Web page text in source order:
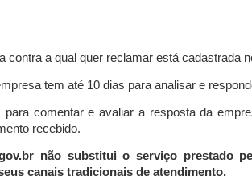
contra a qual quer reclamar está cadastrada
tem até 10 dias para analisar e
comentar e avaliar a resposta da
recebido.
não substitui o serviço prestado
canais tradicionais de atendimento.